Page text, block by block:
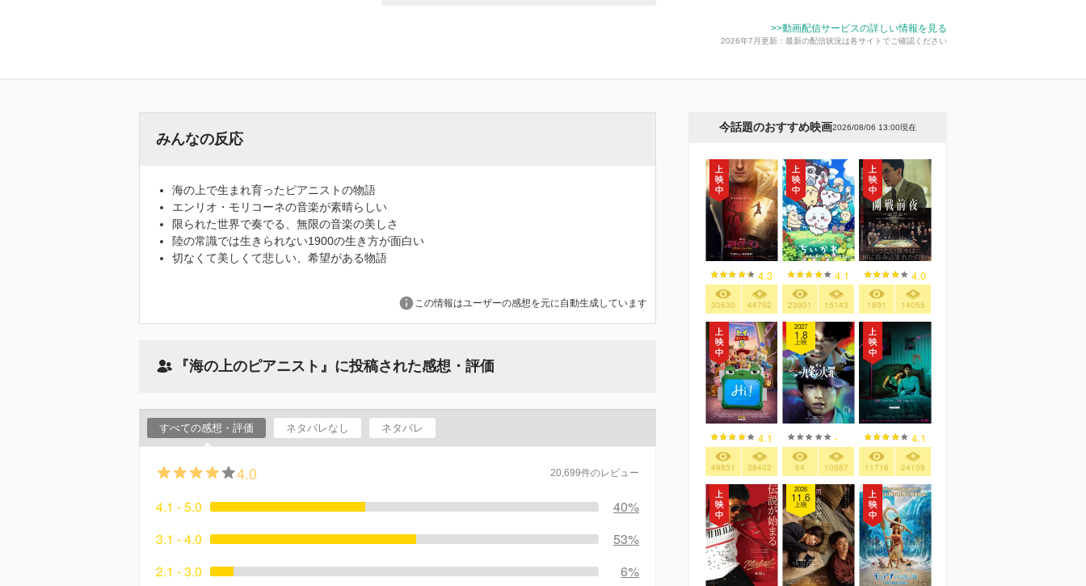
>>動画配信サービスの詳しい情報を見る
2026年7月更新：最新の配信状況は各サイトでご確認ください
みんなの反応
海の上で生まれ育ったピアニストの物語
エンリオ・モリコーネの音楽が素晴らしい
限られた世界で奏でる、無限の音楽の美しさ
陸の常識では生きられない1900の生き方が面白い
切なくて美しくて悲しい、希望がある物語
この情報はユーザーの感想を元に自動生成しています
『海の上のピアニスト』に投稿された感想・評価
すべての感想・評価 ネタバレなし ネタバレ
4.0 20,699件のレビュー
4.1 - 5.0
40%
3.1 - 4.0
53%
2.1 - 3.0
6%
今話題のおすすめ映画2026/08/06 13:00現在
4.3
30630 44792
4.1
23901 15143
4.0
1891 14055
4.1
49851 38402
2027
1.8
上映
-
64 10587
4.1
11716 24108
2026
11.6
上映